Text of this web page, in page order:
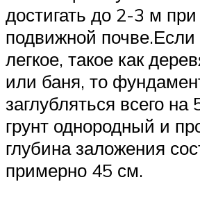
достигать до 2-3 м при
подвижной
легкое, такое как
или баня, то
заглубляться всего
грунт однородный и
глубина заложения
примерно 45 см.